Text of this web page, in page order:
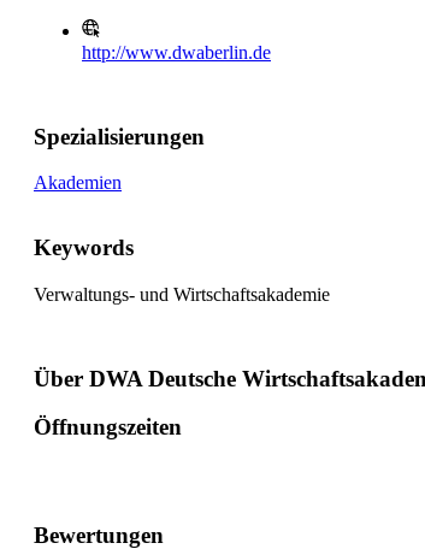
http://www.dwaberlin.de
Spezialisierungen
Akademien
Keywords
Verwaltungs- und Wirtschaftsakademie
Über DWA Deutsche
Öffnungszeiten
Bewertungen